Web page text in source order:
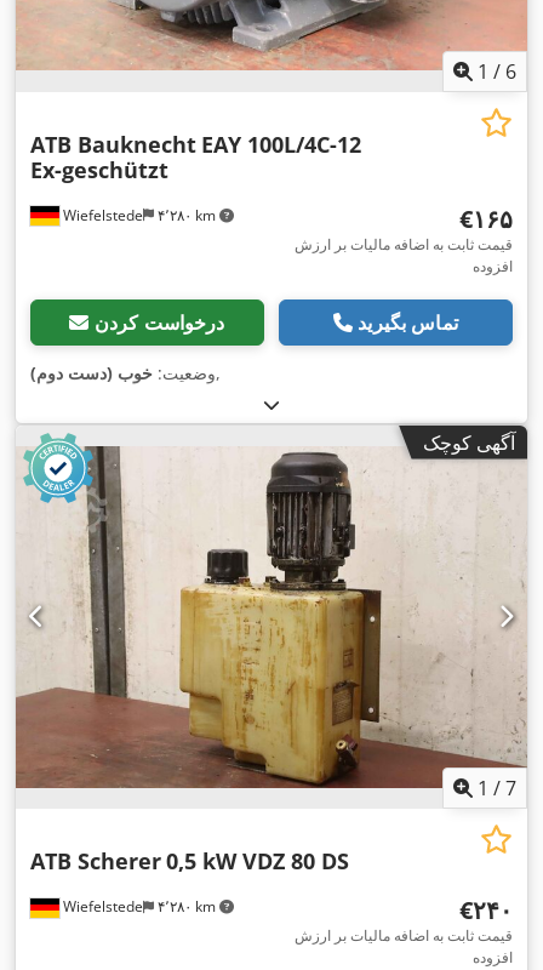
1 / 6
Wiefelstede ۴٬۲۸۰ km
ATB Bauknecht EAY 100L/4C-12
Ex-geschützt
‎€۱۶۵
قیمت ثابت به اضافه مالیات بر ارزش
افزوده
درخواست کردن تماس بگیرید
وضعیت: خوب (دست دوم) ,
آگهی کوچک
1 /7
Wiefelstede ۴٬۲۸۰ km
ATB Scherer0,5 kW VDZ 80 DS
‎€۲۴۰
قیمت ثابت به اضافه مالیات بر ارزش
افزوده